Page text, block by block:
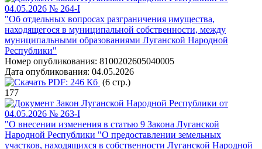
04.05.2026 № 264-I
"Об отдельных вопросах разграничения имущества,
находящегося в муниципальной собственности, между
муниципальными образованиями Луганской Народной
Республики"
Номер опубликования: 8100202605040005
Дата опубликования: 04.05.2026
PDF: 246 Кб (6 стр.)
177
Закон Луганской Народной Республики от
04.05.2026 № 263-I
"О внесении изменения в статью 9 Закона Луганской
Народной Республики "О предоставлении земельных
участков, находящихся в собственности Луганской Народной